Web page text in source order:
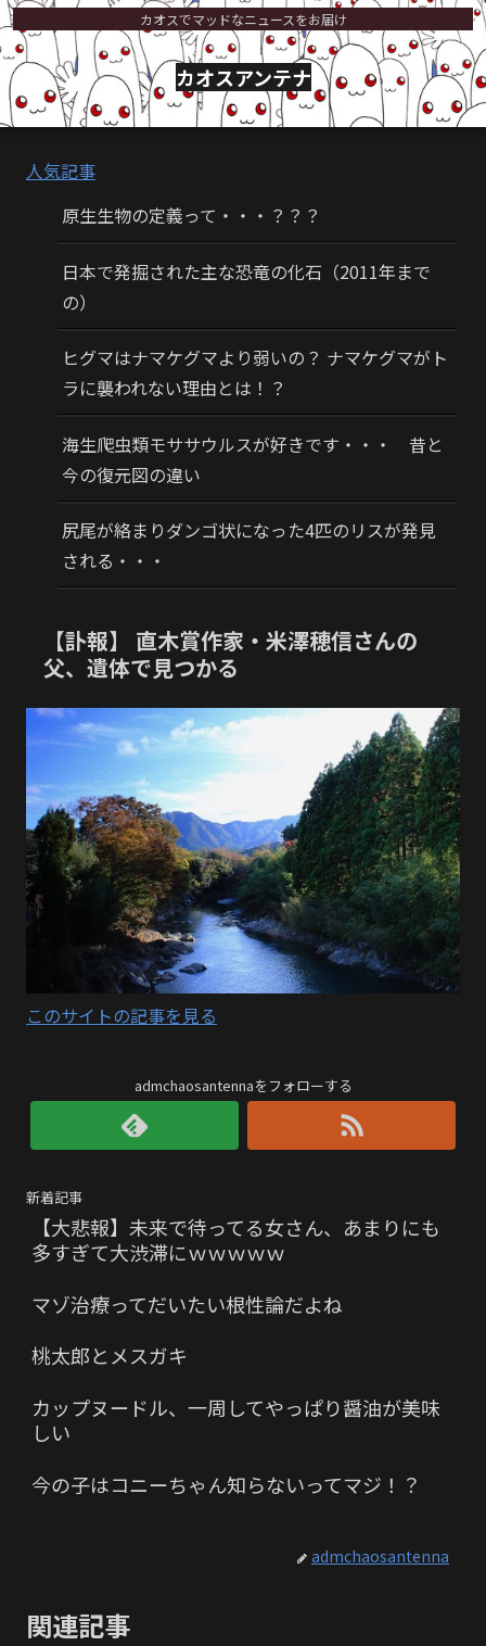
カオスでマッドなニュースをお届け
カオスアンテナ
人気記事
原生生物の定義って・・・？？？
日本で発掘された主な恐竜の化石（2011年まで
の）
ヒグマはナマケグマより弱いの？ ナマケグマがト
ラに襲われない理由とは！？
海生爬虫類モササウルスが好きです・・・ 昔と
今の復元図の違い
尻尾が絡まりダンゴ状になった4匹のリスが発見
される・・・
【訃報】 直木賞作家・米澤穂信さんの
父、遺体で見つかる
このサイトの記事を見る
admchaosantennaをフォローする
新着記事
【大悲報】未来で待ってる女さん、あまりにも
多すぎて大渋滞にｗｗｗｗｗ
マゾ治療ってだいたい根性論だよね
桃太郎とメスガキ
カップヌードル、一周してやっぱり醤油が美味
しい
今の子はコニーちゃん知らないってマジ！？
admchaosantenna
関連記事